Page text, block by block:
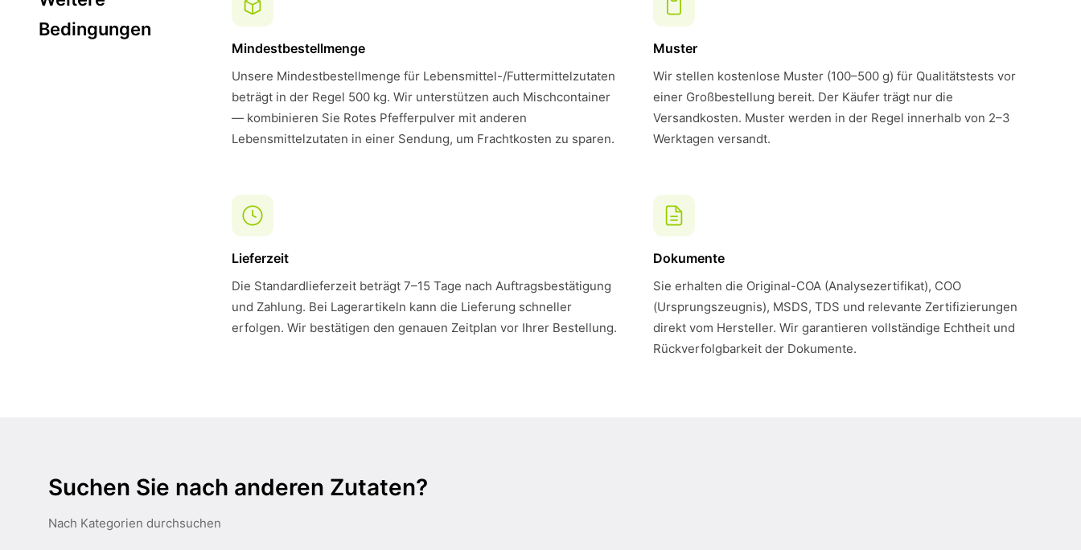
Bedingungen
Mindestbestellmenge
Unsere Mindestbestellmenge für Lebensmittel-/Futtermittelzutaten
beträgt in der Regel 500 kg. Wir unterstützen auch Mischcontainer
— kombinieren Sie Rotes Pfefferpulver mit anderen
Lebensmittelzutaten in einer Sendung, um Frachtkosten zu sparen.
Muster
Wir stellen kostenlose Muster (100–500 g) für Qualitätstests vor
einer Großbestellung bereit. Der Käufer trägt nur die
Versandkosten. Muster werden in der Regel innerhalb von 2–3
Werktagen versandt.
Lieferzeit
Die Standardlieferzeit beträgt 7–15 Tage nach Auftragsbestätigung
und Zahlung. Bei Lagerartikeln kann die Lieferung schneller
erfolgen. Wir bestätigen den genauen Zeitplan vor Ihrer Bestellung.
Dokumente
Sie erhalten die Original-COA (Analysezertifikat), COO
(Ursprungszeugnis), MSDS, TDS und relevante Zertifizierungen
direkt vom Hersteller. Wir garantieren vollständige Echtheit und
Rückverfolgbarkeit der Dokumente.
Suchen Sie nach anderen Zutaten?
Nach Kategorien durchsuchen